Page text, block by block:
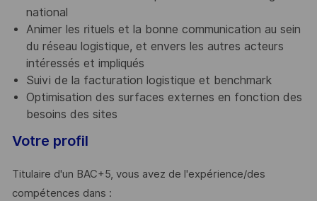
national
Animer les rituels et la bonne communication au sein
du réseau logistique, et envers les autres acteurs
intéressés et impliqués
Suivi de la facturation logistique et benchmark
Optimisation des surfaces externes en fonction des
besoins des sites
Votre profil
Titulaire d'un BAC+5, vous avez de l'expérience/des
compétences dans :